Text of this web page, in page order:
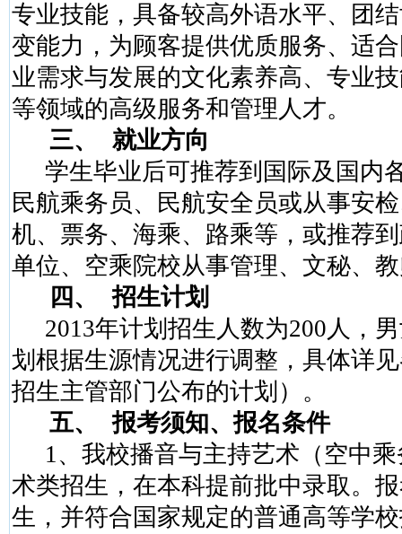
专业技能，具备较高外语水平、团
变能力，为顾客提供优质服务、适
业需求与发展的文化素养高、专业
等领域的高级服务和管理人才。
三、
就业方向
学生毕业后可推荐到国际及国内
民航乘务员、民航安全员或从事安
机、票务、海乘、路乘等，或推荐
单位、空乘院校从事管理、文秘、
四、
招生计划
2013年计划招生人数为200人，
划根据生源情况进行调整，具体详
招生主管部门公布的计划）。
五、
报考须知、报名条件
1、我校播音与主持艺术（空中
术类招生，在本科提前批中录取。
生，并符合国家规定的普通高等学